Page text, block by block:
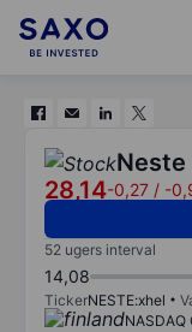
Neste
28,14-0,27 / -
52 ugers interval
14,08
TickerNESTE:xhel
NASDAQ